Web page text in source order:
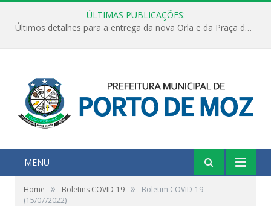
ÚLTIMAS PUBLICAÇÕES:
Últimos detalhes para a entrega da nova Orla e da Praça do Praião
MENU
Home » Boletins COVID-19 »
Boletim COVID-19
(15/07/2022)